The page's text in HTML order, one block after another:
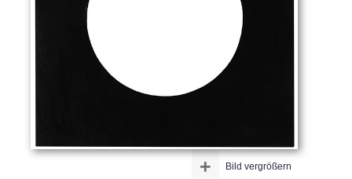
Bild vergrößern
+